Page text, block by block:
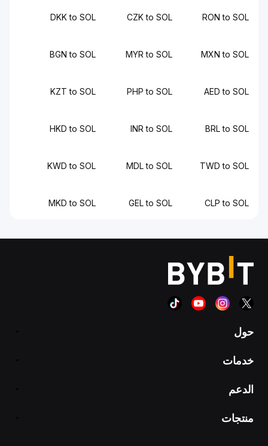
RON to SOL
CZK to SOL
DKK to SOL
MXN to SOL
MYR to SOL
BGN to SOL
AED to SOL
PHP to SOL
KZT to SOL
BRL to SOL
INR to SOL
HKD to SOL
TWD to SOL
MDL to SOL
KWD to SOL
CLP to SOL
GEL to SOL
MKD to SOL
حول
خدمات
الدعم
منتجات